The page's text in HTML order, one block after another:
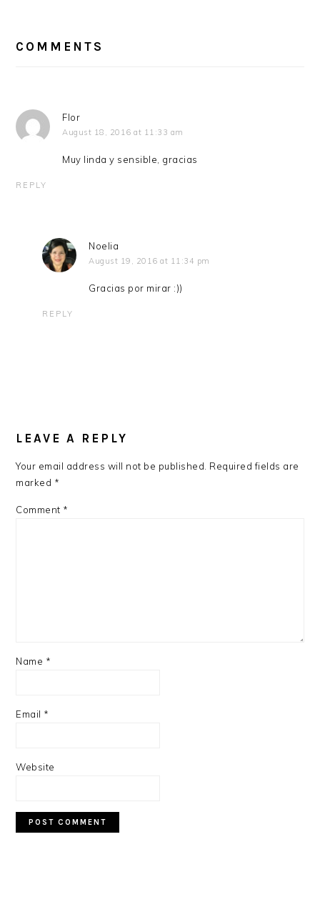
INTERACTIONS
COMMENTS
Flor
August 18, 2016 at 11:33 am
Muy linda y sensible, gracias
REPLY
Noelia
August 19, 2016 at 11:34 pm
Gracias por mirar :))
REPLY
LEAVE A REPLY
Your email address will not be published. Required fields are
marked *
Comment *
Name *
Email *
Website